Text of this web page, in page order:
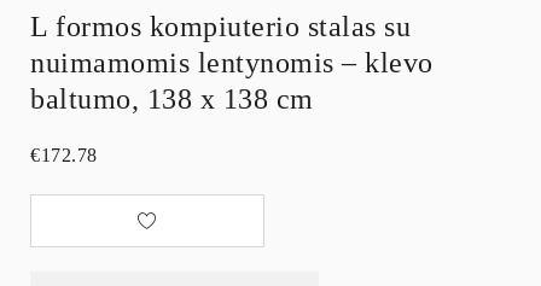
L formos kompiuterio stalas su
nuimamomis lentynomis – klevo
baltumo, 138 x 138 cm
€172.78